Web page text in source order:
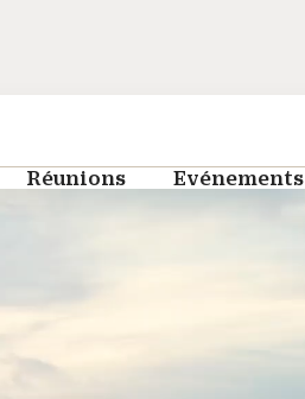
Réunions Evénements